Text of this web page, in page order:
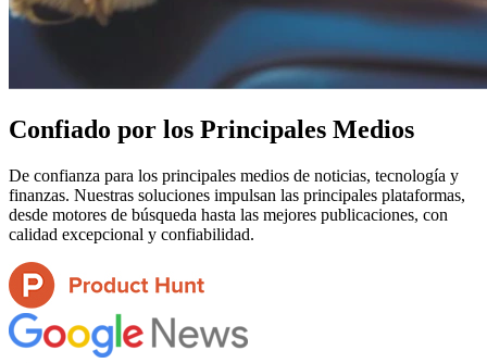
Confiado por los Principales Medios
De confianza para los principales medios de noticias, tecnología y
finanzas. Nuestras soluciones impulsan las principales plataformas,
desde motores de búsqueda hasta las mejores publicaciones, con
calidad excepcional y confiabilidad.